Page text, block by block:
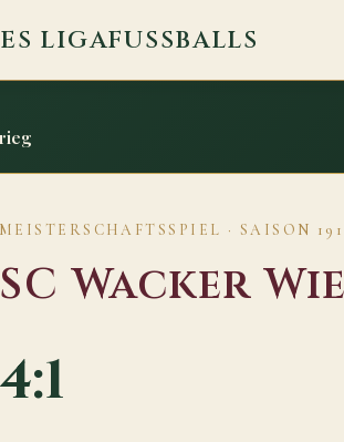
LIGAFUSSBALLS
MEISTERSCHAFTSSPIEL · SAISON
SC Wacker
4:1